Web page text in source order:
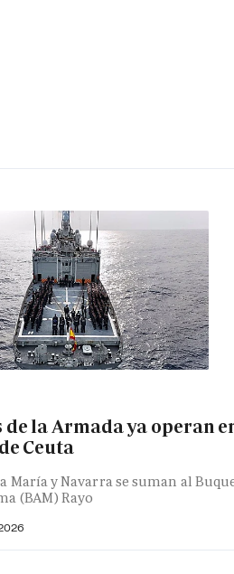
la Armada ya operan
Ceuta
María y Navarra se suman al
(BAM) Rayo